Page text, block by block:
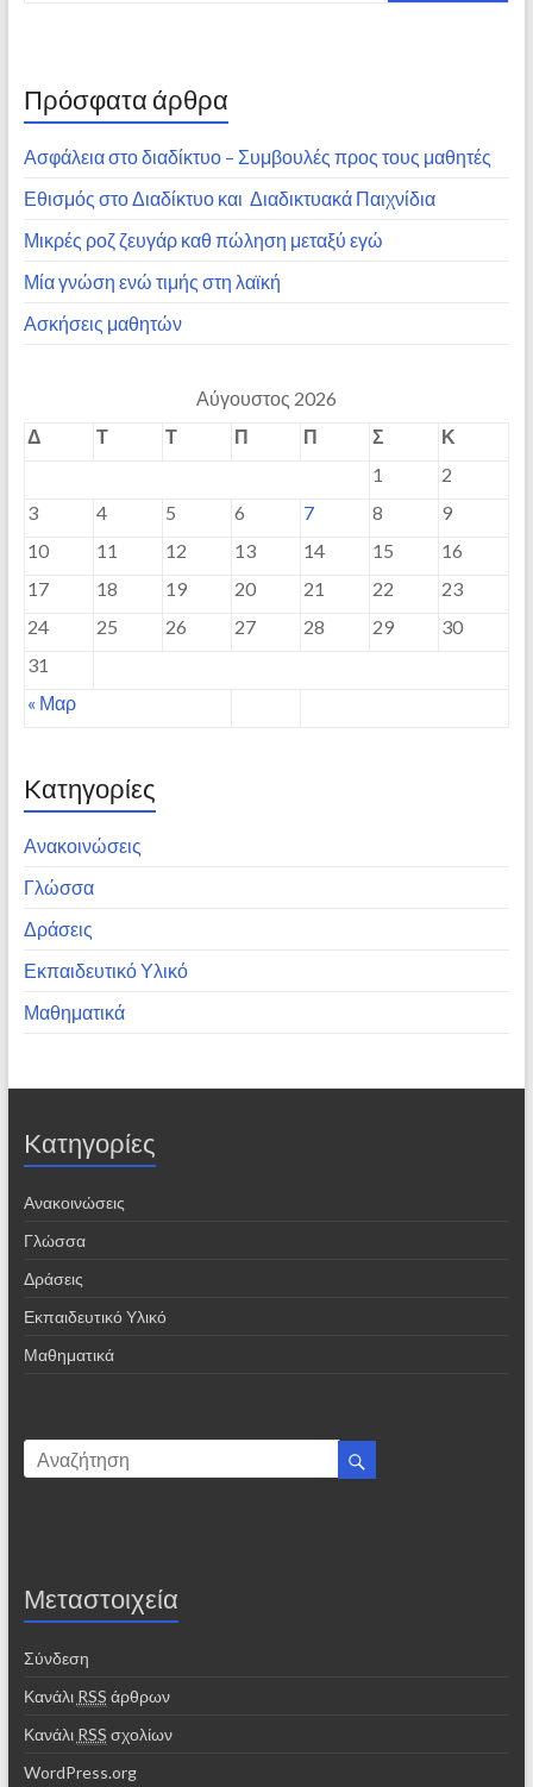
Πρόσφατα άρθρα
Ασφάλεια στο διαδίκτυο – Συμβουλές προς τους μαθητές
Εθισμός στο Διαδίκτυο και Διαδικτυακά Παιχνίδια
Μικρές ροζ ζευγάρ καθ πώληση μεταξύ εγώ
Μία γνώση ενώ τιμής στη λαϊκή
Ασκήσεις μαθητών
Αύγουστος 2026
Δ
Τ Τ Π Π Σ Κ
« Μαρ
1
2
3
4 5 6 7 8
9
10
11 12 13 14 15
16
17
18 19 20 21 22
23
24
25 26 27 28 29
30
31
Kατηγορίες
Ανακοινώσεις
Γλώσσα
Δράσεις
Εκπαιδευτικό Υλικό
Μαθηματικά
Kατηγορίες
Ανακοινώσεις
Γλώσσα
Δράσεις
Εκπαιδευτικό Υλικό
Μαθηματικά
Μεταστοιχεία
Σύνδεση
Κανάλι RSS άρθρων
Κανάλι RSS σχολίων
WordPress.org